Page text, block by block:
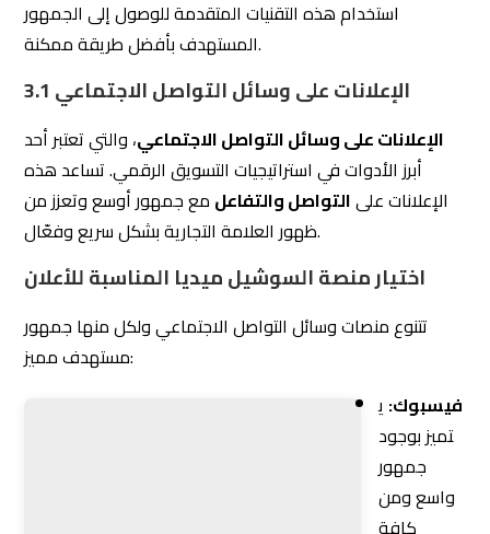
3.1 الإعلانات على وسائل التواصل الاجتماعي
الإعلانات على وسائل التواصل الاجتماعي، والتي تعتبر أحد
أبرز الأدوات في استراتيجيات التسويق الرقمي. تساعد هذه
الإعلانات علىالتواصل والتفاعلمع جمهور أوسع وتعزز من
ظهور العلامة التجارية بشكل سريع وفعّال.
اختيار منصة السوشيل ميديا المناسبة للأعلان
تتنوع منصات وسائل التواصل الاجتماعي ولكل منها جمهور
مستهدف مميز:
فيسبوك:ي
إنستغرام:
تويتر:ملائم للأخبار السريعة والمحادثات العامة مع جمهور